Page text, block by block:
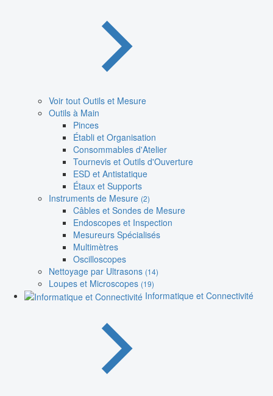
Voir tout Outils et Mesure
Outils à Main
Pinces
Établi et Organisation
Consommables d'Atelier
Tournevis et Outils d'Ouverture
ESD et Antistatique
Étaux et Supports
Instruments de Mesure (2)
Câbles et Sondes de Mesure
Endoscopes et Inspection
Mesureurs Spécialisés
Multimètres
Oscilloscopes
Nettoyage par Ultrasons (14)
Loupes et Microscopes (19)
Informatique et Connectivité